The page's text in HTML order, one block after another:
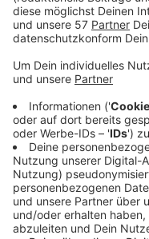
vermeiden. Der
sollen Ideen für
bestimmten
wiederverwendet
Workshop ist eine
am 4. Juni findet
Labor Wuppertal
Bürgerinnen und
Die Teilnahme ist
online. Im